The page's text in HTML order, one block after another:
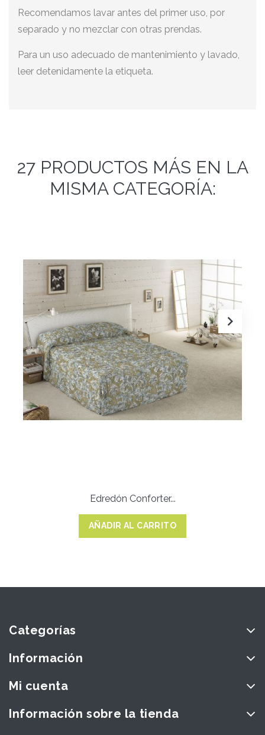
Recomendamos lavar antes del primer uso, por
separado y no mezclar con otras prendas.
Para un uso adecuado de mantenimiento y lavado,
leer detenidamente la etiqueta.
27 PRODUCTOS MÁS EN LA
MISMA CATEGORÍA:
Edredón Conforter...
AÑADIR AL CARRITO
Categorías
Información
Mi cuenta
Información sobre la tienda